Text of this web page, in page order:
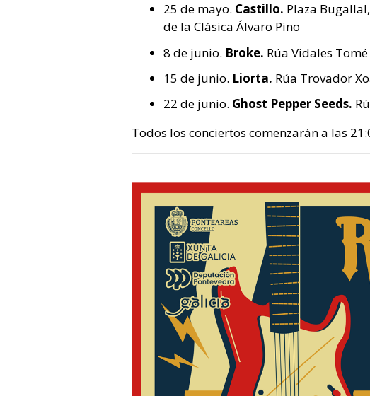
25 de mayo. Castillo. Plaza
de la Clásica Álvaro Pino
8 de junio. Broke. Rúa Vidales Tomé
15 de junio. Liorta. Rúa Trovador
22 de junio. Ghost Pepper Seeds.
Todos los conciertos comenzarán a las